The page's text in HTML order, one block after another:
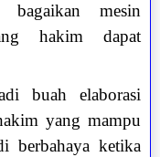
bagaikan mesin
hakim dapat
buah elaborasi
yang mampu
berbahaya ketika